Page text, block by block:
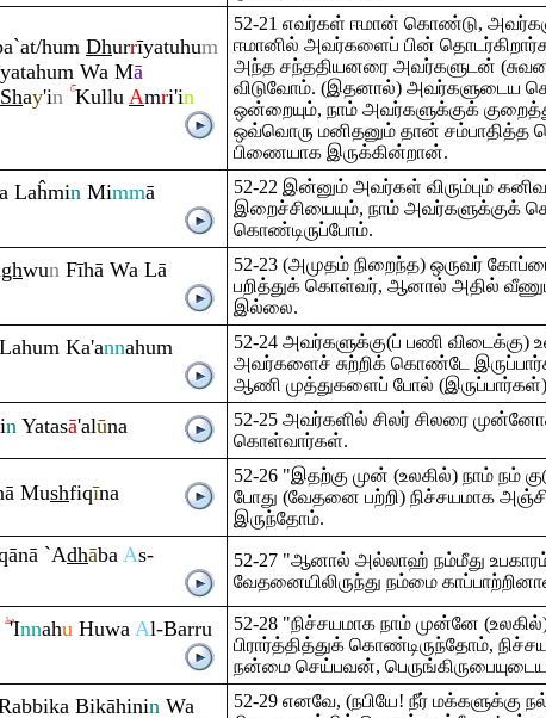
hum Dhurrīyatuhum
m Wa Mā
Shay'in Kullu Amri'in
52-21 எவர்கள் ஈமான் கொண்டு,
ஈமானில் அவர்களைப் பின்
அந்த சந்ததியனரை அவர்களுடன்
விடுவோம். (இதனால்) அவர்களுடைய
ஒன்றையும், நாம் அவர்களுக்குக்
ஒவ்வொரு மனிதனும் தான் சம்பாதித்த
பிணையாக இருக்கின்றான்.
Laĥmin Mimmā
52-22 இன்னும் அவர்கள் விரும்பும்
இறைச்சியையும், நாம் அவர்களுக்குக்
கொண்டிருப்போம்.
ghwun Fīhā Wa Lā
52-23 (அமுதம் நிறைந்த) ஒருவர்
பறித்துக் கொள்வர், ஆனால் அதில்
இல்லை.
Lahum Ka'annahum
52-24 அவர்களுக்கு(ப் பணி விடைக்கு)
அவர்களைச் சுற்றிக் கொண்டே
ஆணி முத்துகளைப் போல்
n Yatasā'alūna
52-25 அவர்களில் சிலர் சிலரை
கொள்வார்கள்.
Mushfiqīna
52-26 "இதற்கு முன் (உலகில்) நாம் நம்
போது (வேதனை பற்றி) நிச்சயமாக
இருந்தோம்.
ānā `Adhāba As-
52-27 "ஆனால் அல்லாஹ் நம்மீது
வேதனையிலிருந்து நம்மை
'Innahu Huwa Al-Barru
52-28 "நிச்சயமாக நாம் முன்னே
பிரார்த்தித்துக் கொண்டிருந்தோம்,
நன்மை செய்பவன்,
bbika Bikāhinin Wa
52-29 எனவே, (நபியே! நீர் மக்களுக்கு